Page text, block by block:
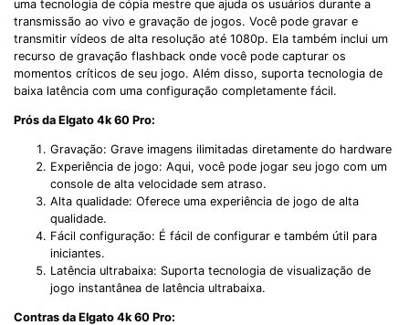
uma tecnologia de cópia mestre que ajuda os usuários durante a
transmissão ao vivo e gravação de jogos. Você pode gravar e
transmitir vídeos de alta resolução até 1080p. Ela também inclui um
recurso de gravação flashback onde você pode capturar os
momentos críticos de seu jogo. Além disso, suporta tecnologia de
baixa latência com uma configuração completamente fácil.
Prós da Elgato 4k 60 Pro:
Gravação: Grave imagens ilimitadas diretamente do hardware
Experiência de jogo: Aqui, você pode jogar seu jogo com um
console de alta velocidade sem atraso.
Alta qualidade: Oferece uma experiência de jogo de alta
qualidade.
Fácil configuração: É fácil de configurar e também útil para
iniciantes.
Latência ultrabaixa: Suporta tecnologia de visualização de
jogo instantânea de latência ultrabaixa.
Contras da Elgato 4k 60 Pro: